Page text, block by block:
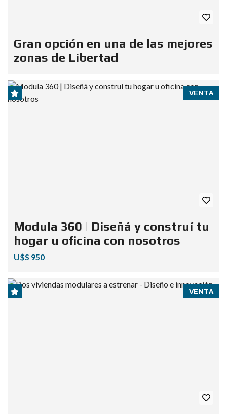
Gran opción en una de las mejores
zonas de Libertad
VENTA
Modula 360 | Diseñá y construí tu
hogar u oficina con nosotros
U$S 950
VENTA